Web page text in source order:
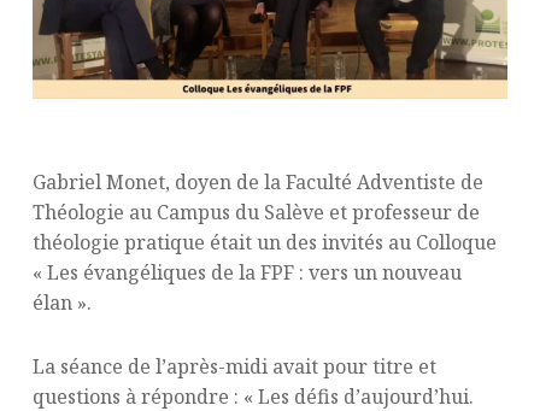
Gabriel Monet, doyen de la Faculté Adventiste de
Théologie au Campus du Salève et professeur de
théologie pratique était un des invités au Colloque
« Les évangéliques de la FPF : vers un nouveau
élan ».
La séance de l’après-midi avait pour titre et
questions à répondre : « Les défis d’aujourd’hui.